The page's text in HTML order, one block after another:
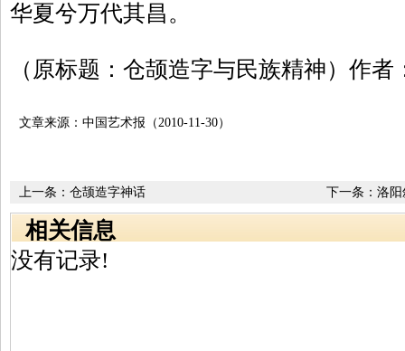
华夏兮万代其昌。
（原标题：仓颉造字与民族精神）作者
文章来源：中国艺术报（2010-11-30）
下一条： 洛阳
上一条： 仓颉造字神话
相关信息
没有记录!